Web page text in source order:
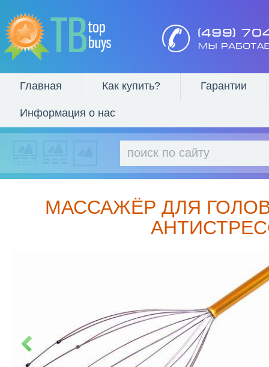
Главная Как купить? Гарантии
Информация о нас
МАССАЖЁР ДЛЯ